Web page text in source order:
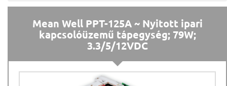
Mean Well PPT-125A ~ Nyitott ipari
kapcsolóüzemű tápegység; 79W;
3.3/5/12VDC